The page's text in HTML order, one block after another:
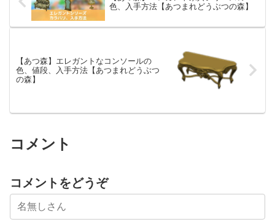
色、入手方法【あつまれどうぶつの森】
【あつ森】エレガントなコンソールの
色、値段、入手方法【あつまれどうぶつ
の森】
コメント
コメントをどうぞ